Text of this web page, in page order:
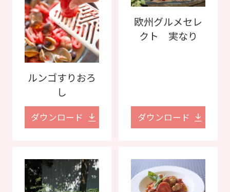
ルンゴすりおろ
し
ダウンロード
欧州グルメセレ
クト 実なり
ダウンロード